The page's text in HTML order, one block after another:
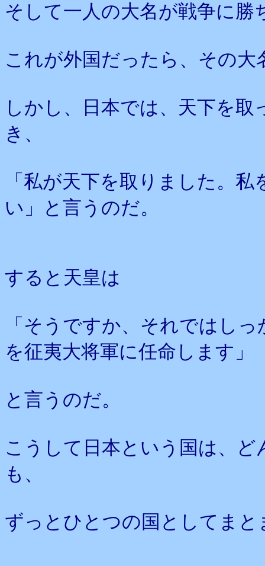
そして一人の大名が戦争に勝
これが外国だったら、その
しかし、日本では、天下を
き、
「私が天下を取りました。
い」と言うのだ。
すると天皇は
「そうですか、それではし
を征夷大将軍に任命します」
と言うのだ。
こうして日本という国は、
も、
ずっとひとつの国としてまと